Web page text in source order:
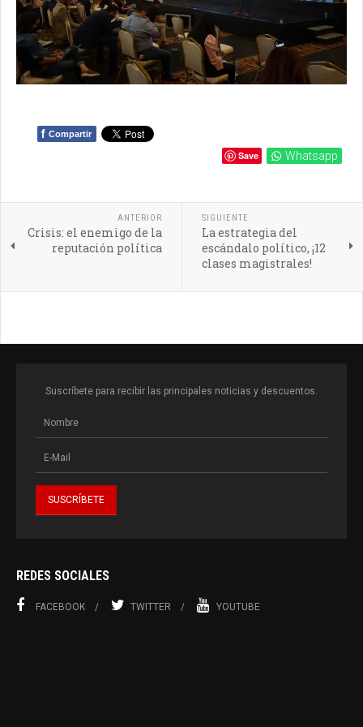
f Compartir
Save Whatsapp
ANTERIOR
Crisis: el enemigo de la
reputación política
SIGUIENTE
La estrategia del
escándalo político, ¡12
clases magistrales!
Suscríbete para recibir las principales noticias y descuentos.
REDES SOCIALES
FACEBOOK TWITTER YOUTUBE